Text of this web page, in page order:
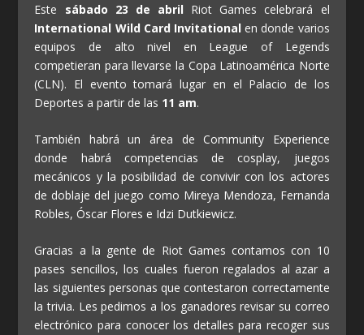
Este sábado 23 de abril Riot Games celebrará el
International Wild Card Invitational en donde varios
equipos de alto nivel en League of Legends
competieran para llevarse la Copa Latinoamérica Norte
(CLN). El evento tomará lugar en el Palacio de los
Deportes a partir de las 11 am.
También habrá un área de Community Experience
donde habrá competencias de cosplay, juegos
mecánicos y la posibilidad de convivir con los actores
de doblaje del juego como Mireya Mendoza, Fernanda
Robles, Óscar Flores e Idzi Dutkiewicz.
Gracias a la gente de Riot Games contamos con 10
pases sencillos, los cuales fueron regalados al azar a
las siguientes personas que contestaron correctamente
la trivia. Les pedimos a los ganadores revisar su correo
electrónico para conocer los detalles para recoger sus